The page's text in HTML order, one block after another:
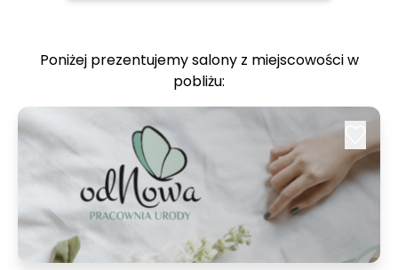
Poniżej prezentujemy salony z miejscowości w
pobliżu: